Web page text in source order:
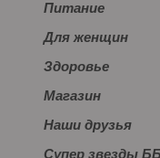
Питание
Для женщин
Здоровье
Магазин
Наши друзья
Супер звезды ББ